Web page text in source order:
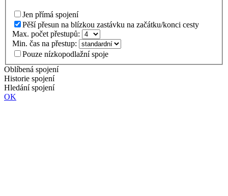
Jen přímá spojení
Pěší přesun na blízkou zastávku na začátku/konci cesty
Max. počet přestupů:
Min. čas na přestup:
Pouze nízkopodlažní spoje
Oblíbená spojení
Historie spojení
Hledání spojení
OK